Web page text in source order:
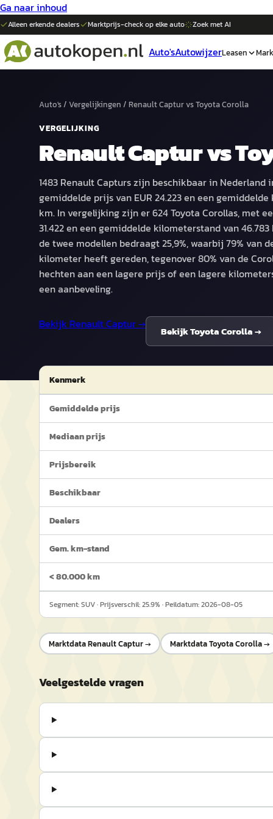
Ga naar inhoud
Alleen erkende dealers Marktprijs-check op elkeauto Zoek met AI
Auto'sAutowijzerLeasen
Auto's/ Vergelijkingen / Renault CapturvsToyota Corolla
VERGELIJKING
Renault Capturvs
1483 Renault Capturs zijn beschikbaar in Nederland
gemiddelde prijs van EUR 24.223 en een
km. In vergelijking zijn er 624 Toyota Corollas, met
31.422 en een gemiddelde kilometerstand van
de twee modellen bedraagt 25,9%, waarbij 79% van
kilometer heeft gereden, tegenover 80% van de
hechten aan een lagere prijs of een lagere
een aanbeveling.
Bekijk Renault Captur→
BekijkToyota Corolla→
Kenmerk
Gemiddelde prijs
Mediaan prijs
Prijsbereik
Beschikbaar
Dealers
Gem. km-stand
< 80.000 km
Segment:SUV· Prijsverschil:25.9% · Peildatum:2026-08-05
MarktdataRenault Captur→ MarktdataToyota Corolla→
Veelgestelde vragen